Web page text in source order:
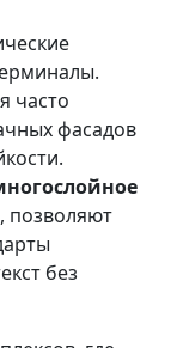
часто
фасадов
, позволяют
без